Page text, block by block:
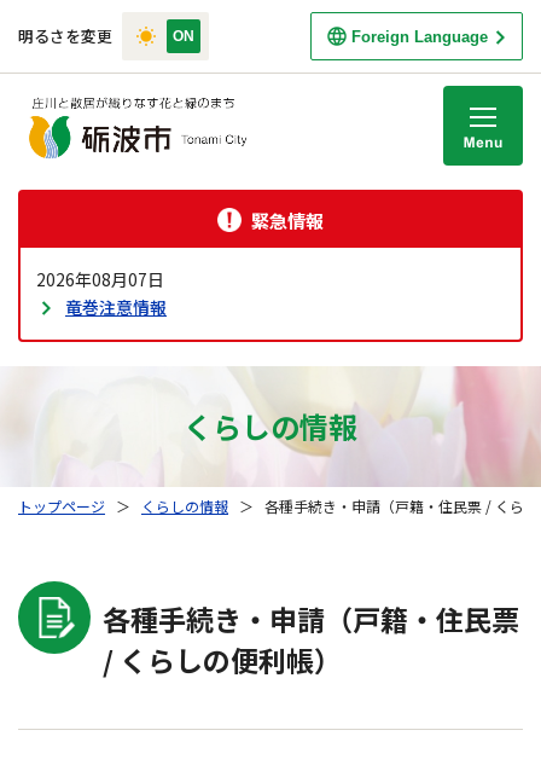
明るさを変更 Foreign Language
緊急情報
2026年08月07日
竜巻注意情報
くらしの情報
トップページ ＞ くらしの情報 ＞ 各種手続き・申請（戸籍・住民票 / くら
各種手続き・申請（戸籍・住民票
/ くらしの便利帳）